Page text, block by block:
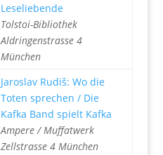
Leseliebende
Tolstoi-Bibliothek
Aldringenstrasse 4
München
Jaroslav Rudiš: Wo die
Toten sprechen / Die
Kafka Band spielt Kafka
Ampere / Muffatwerk
Zellstrasse 4 München